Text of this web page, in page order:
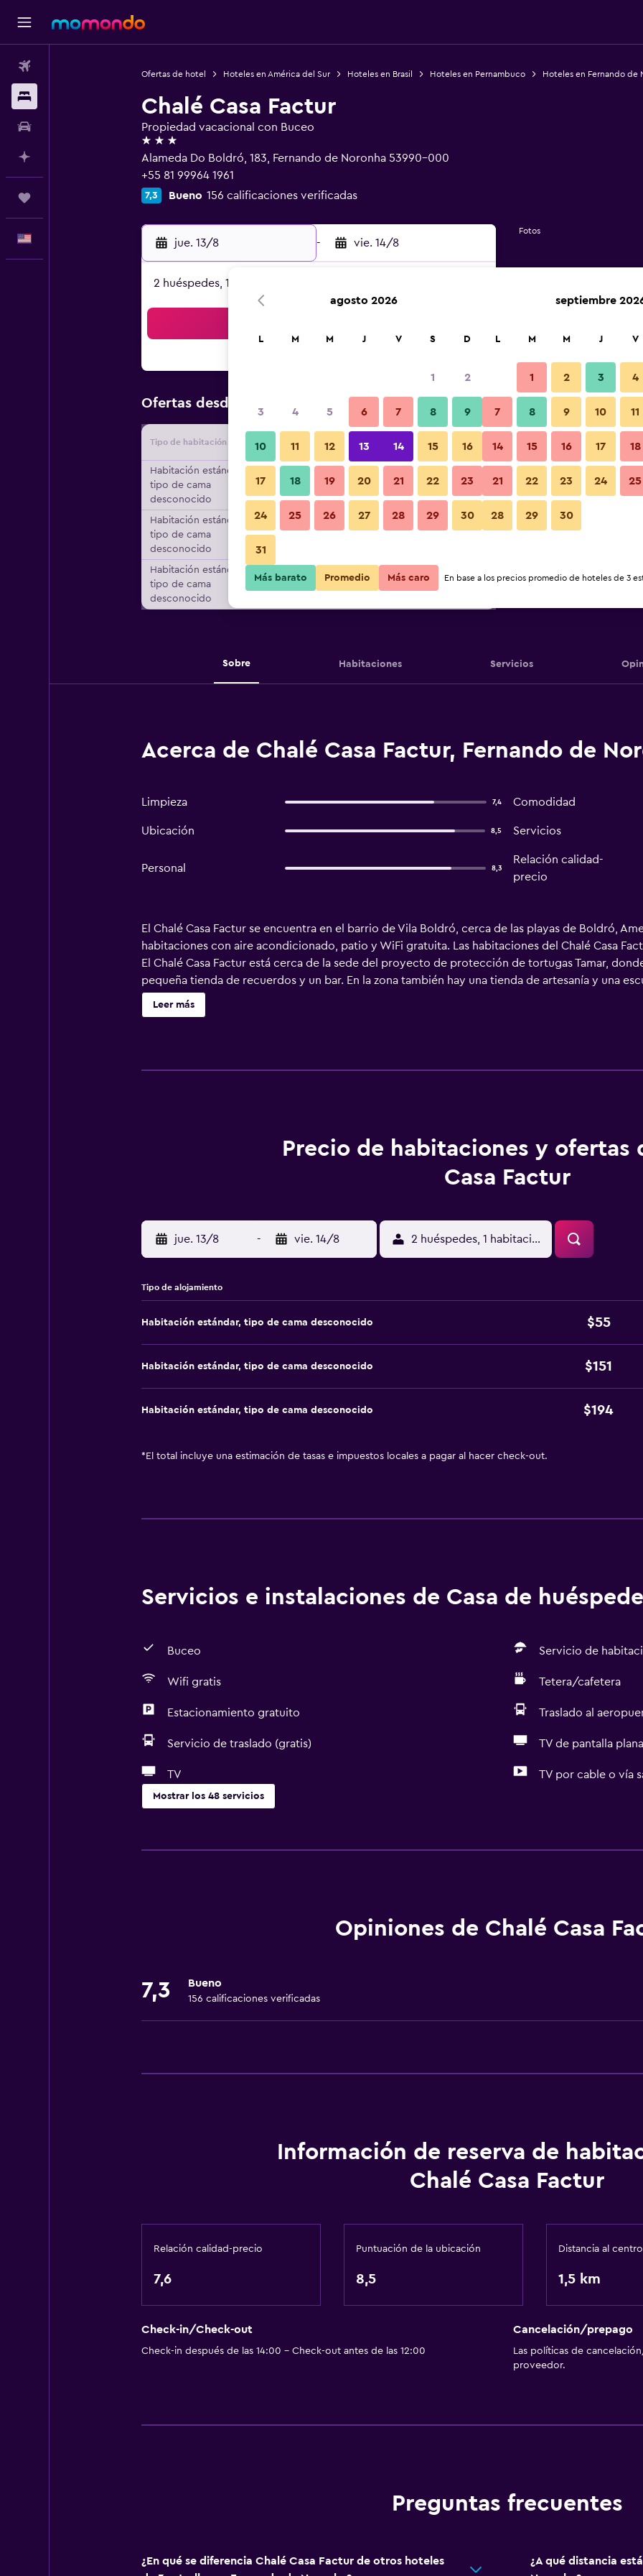
Ofertas de hotel Hoteles en América del Sur Hoteles en Brasil Hoteles en Pernambuco Hoteles en Fernando de
Chalé Casa Factur
Propiedad vacacional con Buceo
3 estrellas
Alameda Do Boldró, 183, Fernando de Noronha 53990-000
+55 81 99964 1961
7,3 Bueno 156 calificaciones verificadas
jue. 13/8 - vie. 14/8
2 huéspedes, 1 habitación
Ofertas desde Oferta más barata de precio por noche
Tipo de habitación Proveedor Total noche
Habitación estándar,
tipo de cama
desconocido
$55 Ver oferta
Habitación estándar,
tipo de cama
desconocido
Habitación estándar,
tipo de cama
desconocido
$194
Fotos
Sobre Habitaciones Servicios
Acerca de Chalé Casa Factur, Fernando de
Limpieza 7,4 Comodidad
Ubicación 8,5 Servicios
Personal 8,3
Relación calidad-
precio
El Chalé Casa Factur se encuentra en el barrio de Vila Boldró, cerca de las playas de Boldró,
habitaciones con aire acondicionado, patio y WiFi gratuita. Las habitaciones del Chalé Casa
El Chalé Casa Factur está cerca de la sede del proyecto de protección de tortugas Tamar,
pequeña tienda de recuerdos y un bar. En la zona también hay una tienda de artesanía y una
Leer más
Precio de habitaciones y ofertas
Casa Factur
jue. 13/8 - vie. 14/8 2 huéspedes, 1 habitación
Tipo de alojamiento
Habitación estándar, tipo de cama desconocido $55
Habitación estándar, tipo de cama desconocido $151
Habitación estándar, tipo de cama desconocido $194
* El total incluye una estimación de tasas e impuestos locales a pagar al hacer check-out.
Servicios e instalaciones de Casa de
Buceo Servicio de
Wifi gratis Tetera/cafetera
Estacionamiento gratuito Traslado al
Servicio de traslado (gratis) TV de pantalla plana
TV TV por cable o vía
Mostrar los 48 servicios
Wifi gratis
Extinguidor
Para no fumadores
Plantas superiores
Actividades
General
Vista al jardín
Espacio de
Servicio de traslado (gratis)
Estacionamiento en la calle
Estacionamiento gratuito
Papel higiénico
Baño privado
Aire libre
Enchufe cerca de la cama
Opiniones de Chalé Casa
7,3 Bueno
156 calificaciones verificadas
Información de reserva de
Chalé Casa Factur
Relación calidad-precio
7,6
Puntuación de la ubicación
8,5
Distancia al centro
1,5 km
Check-in/Check-out
Check-in después de las 14:00 - Check-out antes de las 12:00
Cancelación/prepago
Las políticas de
proveedor.
Preguntas frecuentes
¿En qué se diferencia Chalé Casa Factur de otros hoteles
¿A qué distancia
agosto 2026
L M M J V S D
1 2
3 4 5 6 7 8 9
10 11 12 13 14 15 16
17 18 19 20 21 22 23
24 25 26 27 28 29 30
31
septiembre
L M M J V
1 2 3 4
7 8 9 10 11
14 15 16 17 18
21 22 23 24 25
28 29 30
Más barato Promedio Más caro En base a los precios promedio de hoteles de 3